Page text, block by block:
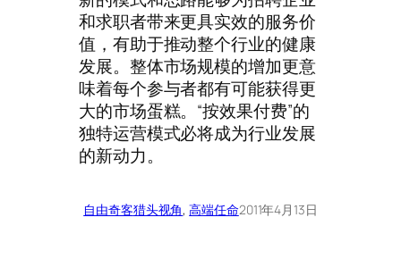
和求职者带来更具实效的服务价
值，有助于推动整个行业的健康
发展。整体市场规模的增加更意
味着每个参与者都有可能获得更
大的市场蛋糕。“按效果付费”的
独特运营模式必将成为行业发展
的新动力。
自由奇客猎头视角, 高端任命2011年4月13日